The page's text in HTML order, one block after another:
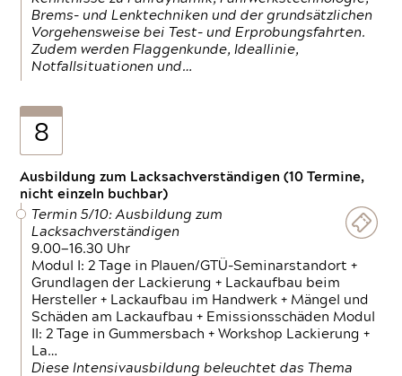
Brems- und Lenktechniken und der grundsätzlichen
Vorgehensweise bei Test- und Erprobungsfahrten.
Zudem werden Flaggenkunde, Ideallinie,
Notfallsituationen und…
8
Ausbildung zum Lacksachverständigen (10 Termine,
nicht einzeln buchbar)
Termin 5/10: Ausbildung zum
Lacksachverständigen
9.00—16.30 Uhr
Modul I: 2 Tage in Plauen/GTÜ-Seminarstandort +
Grundlagen der Lackierung + Lackaufbau beim
Hersteller + Lackaufbau im Handwerk + Mängel und
Schäden am Lackaufbau + Emissionsschäden Modul
II: 2 Tage in Gummersbach + Workshop Lackierung +
La…
Diese Intensivausbildung beleuchtet das Thema